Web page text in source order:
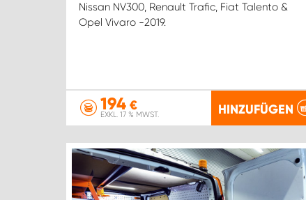
Nissan NV300, Renault Trafic, Fiat Talento &
Opel Vivaro -2019.
194 €
EXKL. 17 % MWST. HINZUFÜGEN